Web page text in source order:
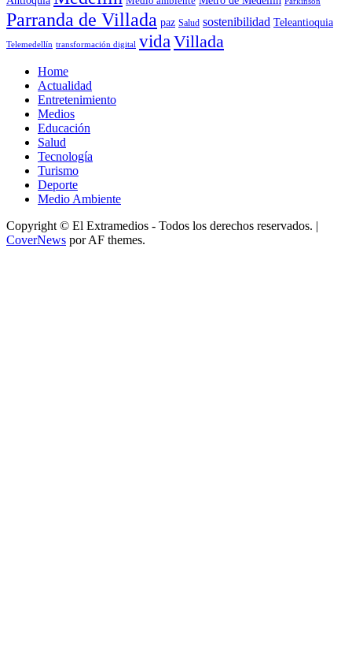
Parranda de Villada paz Salud sostenibilidad Teleantioquia
Telemedellín transformación digital vida Villada
Home
Actualidad
Entretenimiento
Medios
Educación
Salud
Tecnología
Turismo
Deporte
Medio Ambiente
Copyright © El Extramedios - Todos los derechos reservados. |
CoverNews por AF themes.